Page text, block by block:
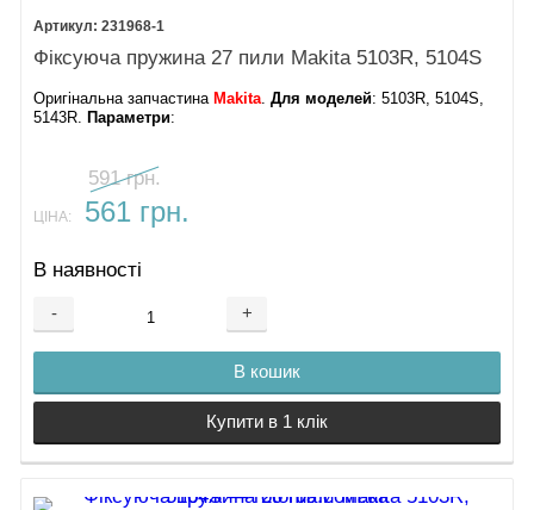
231968-1
Фіксуюча пружина 27 пили Makita 5103R, 5104S
Оригінальна запчастина Makita .Для моделей: 5103R, 5104S,
5143R.
Параметри:
591 грн.
ЦІНА: 561 грн.
В наявності
- +
В кошик
Купити в 1 клік